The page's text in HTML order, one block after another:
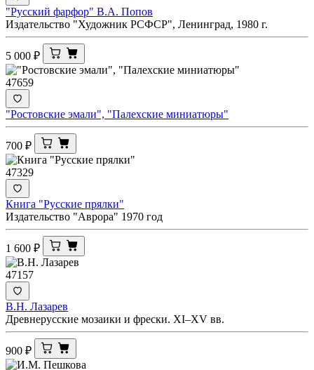
"Русский фарфор" В.А. Попов
Издательство "Художник РСФСР", Ленинград, 1980 г.
5 000 ₽
47659
"Ростовские эмали", "Палехские миниатюры"
700 ₽
47329
Книга "Русские прялки"
Издательство "Аврора" 1970 год
1 600 ₽
47157
В.Н. Лазарев
Древнерусские мозаики и фрески. XI–XV вв.
900 ₽